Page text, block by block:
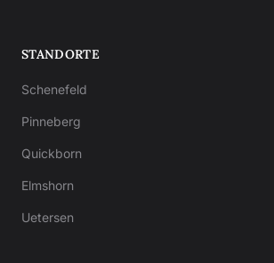
STANDORTE
Schenefeld
Pinneberg
Quickborn
Elmshorn
Uetersen